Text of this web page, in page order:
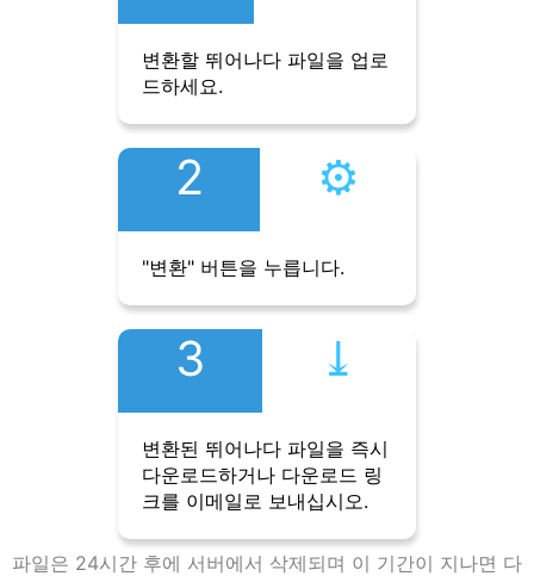
변환할 뛰어나다 파일을 업로
드하세요.
2 ⚙︎
"변환" 버튼을 누릅니다.
3 ⤓︎
변환된 뛰어나다 파일을 즉시
다운로드하거나 다운로드 링
크를 이메일로 보내십시오.
파일은 24시간 후에 서버에서 삭제되며 이 기간이 지나면 다